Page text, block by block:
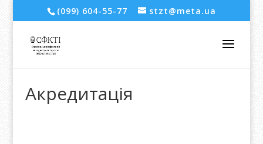
(099) 604-55-77 stzt@meta.ua
Акредитація